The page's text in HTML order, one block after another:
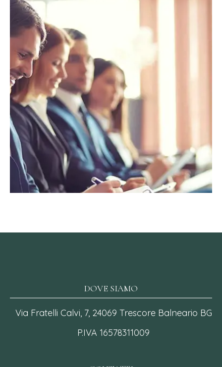
DOVE SIAMO
Via Fratelli Calvi, 7, 24069 Trescore Balneario BG
P.IVA 16578311009